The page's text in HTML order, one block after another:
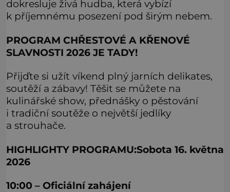
dokresluje živá hudba, která vybízí
k příjemnému posezení pod širým nebem.
PROGRAM CHŘESTOVÉ A KŘENOVÉ
SLAVNOSTI 2026 JE TADY!
Přijďte si užít víkend plný jarních delikates,
soutěží a zábavy! Těšit se můžete na
kulinářské show, přednášky o pěstování
i tradiční soutěže o největší jedlíky
a strouhače.
HIGHLIGHTY PROGRAMU:Sobota 16. května
2026
10:00 – Oficiální zahájení